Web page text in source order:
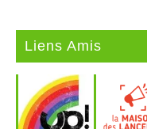
Liens Amis